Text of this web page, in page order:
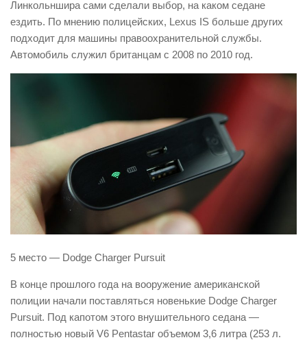
Линкольншира сами сделали выбор, на каком седане
ездить. По мнению полицейских, Lexus IS больше других
подходит для машины правоохранительной службы.
Автомобиль служил британцам с 2008 по 2010 год.
5 место — Dodge Charger Pursuit
В конце прошлого года на вооружение американской
полиции начали поставляться новенькие Dodge Charger
Pursuit. Под капотом этого внушительного седана —
полностью новый V6 Pentastar объемом 3,6 литра (253 л.